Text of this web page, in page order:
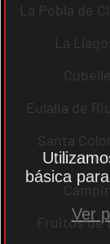
La Pobla de
La
Eulàlia de
Santa
Fruitós de
básica
Ver